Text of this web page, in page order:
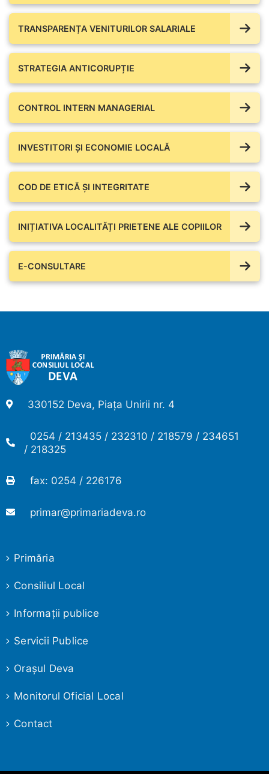
TRANSPARENȚA VENITURILOR SALARIALE
STRATEGIA ANTICORUPȚIE
CONTROL INTERN MANAGERIAL
INVESTITORI ȘI ECONOMIE LOCALĂ
COD DE ETICĂ ȘI INTEGRITATE
INIȚIATIVA LOCALITĂȚI PRIETENE ALE COPIILOR
E-CONSULTARE
330152 Deva, Piața Unirii nr. 4
0254 / 213435 / 232310 / 218579 / 234651
/ 218325
fax: 0254 / 226176
primar@primariadeva.ro
Primăria
Consiliul Local
Informaţii publice
Servicii Publice
Oraşul Deva
Monitorul Oficial Local
Contact